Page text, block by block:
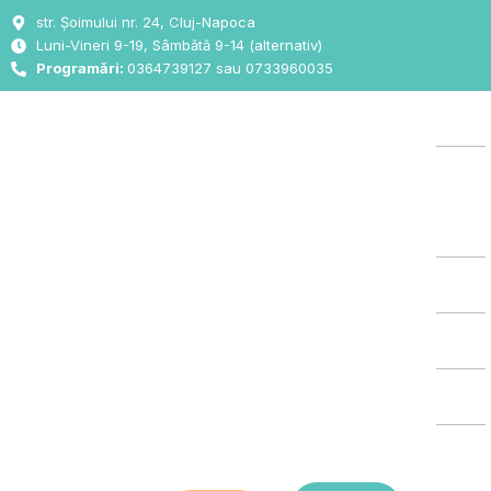
Skip
to
content
str. Șoimului nr. 24, Cluj-Napoca
Luni-Vineri 9-19, Sâmbătă 9-14 (alternativ)
Programări: 0364739127 sau 0733960035